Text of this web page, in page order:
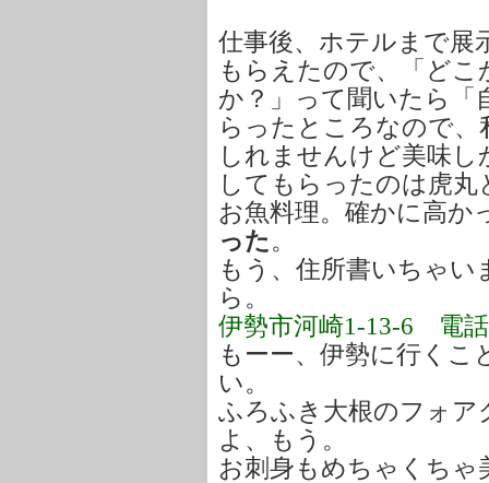
仕事後、ホテルまで展
もらえたので、「ど
か？」って聞いたら「
らったところなので
しれませんけど美味
してもらったのは虎丸
お魚料理。確かに高か
った。
もう、住所書いちゃ
ら。
伊勢市河崎1-13-6 電話
もーー、伊勢に行く
い。
ふろふき大根のフォア
よ、もう。
お刺身もめちゃくちゃ